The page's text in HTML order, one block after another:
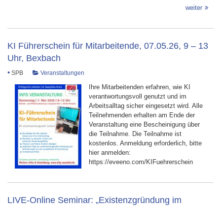
weiter
KI Führerschein für Mitarbeitende, 07.05.26, 9 – 13
Uhr, Bexbach
• SPB Veranstaltungen
Ihre Mitarbeitenden erfahren, wie KI
verantwortungsvoll genutzt und im
Arbeitsalltag sicher eingesetzt wird. Alle
Teilnehmenden erhalten am Ende der
Veranstaltung eine Bescheinigung über
die Teilnahme. Die Teilnahme ist
kostenlos. Anmeldung erforderlich, bitte
hier anmelden:
https://eveeno.com/KIFuehrerschein
LIVE-Online Seminar: „Existenzgründung im